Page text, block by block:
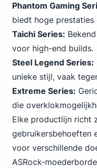
Phantom Gaming
biedt hoge prestaties
Taichi Series:
voor high-end builds.
Steel Legend Series:
unieke stijl, vaak
Extreme Series:
die
Elke productlijn richt
gebruikersbehoeften
voor verschillende
ASRock-